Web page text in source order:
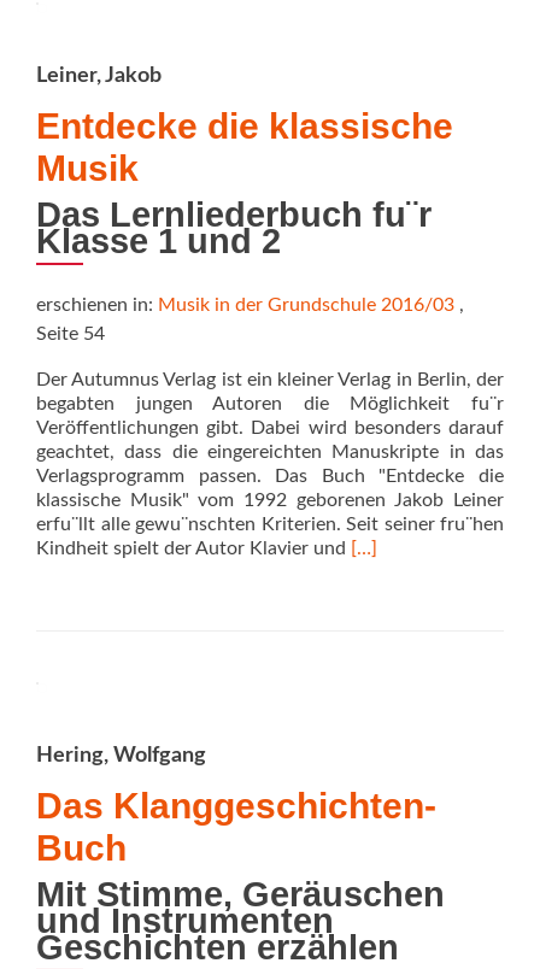
Leiner, Jakob
Entdecke die klassische
Musik
Das Lernliederbuch fu¨r
Klasse 1 und 2
erschienen in: Musik in der Grundschule 2016/03 ,
Seite 54
Der Autumnus Verlag ist ein kleiner Verlag in Berlin, der
begabten jungen Autoren die Möglichkeit fu¨r
Veröffentlichungen gibt. Dabei wird besonders darauf
geachtet, dass die eingereichten Manuskripte in das
Verlagsprogramm passen. Das Buch "Entdecke die
klassische Musik" vom 1992 geborenen Jakob Leiner
erfu¨llt alle gewu¨nschten Kriterien. Seit seiner fru¨hen
Kindheit spielt der Autor Klavier und Read
[…]
Hering, Wolfgang
Das Klanggeschichten-
Buch
Mit Stimme, Geräuschen
und Instrumenten
Geschichten erzählen